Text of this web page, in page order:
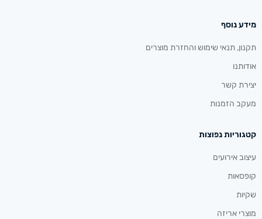
מידע נוסף
תקנון, תנאי שימוש והחזרת מוצרים
אודותנו
יצירת קשר
מעקב הזמנות
קטגוריות נפוצות
עיצוב אירועים
קופסאות
שקיות
מוצרי אריזה